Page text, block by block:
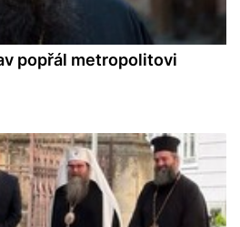
popřál metropolitovi